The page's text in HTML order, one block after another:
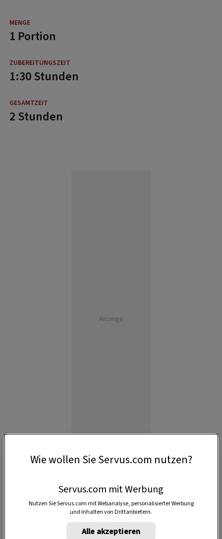
1 Portion
1:30 Stunden
2 Stunden
Anzeige
Wie wollen Sie Servus.com nutzen?
Servus.com mit Werbung
Nutzen Sie Servus.com mit Webanalyse, personalisierter Werbung
und Inhalten von Drittanbietern.
Alle akzeptieren